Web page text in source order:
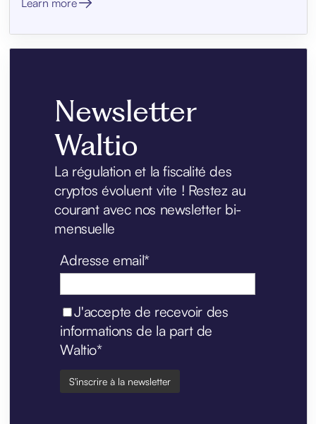
Newsletter
Waltio
La régulation et la fiscalité des
cryptos évoluent vite ! Restez au
courant avec nos newsletter bi-
mensuelle
Adresse email*
J'accepte de recevoir des
informations de la part de
Waltio*